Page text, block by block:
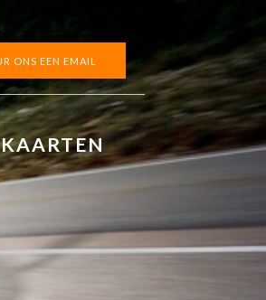
ONS EEN EMAIL